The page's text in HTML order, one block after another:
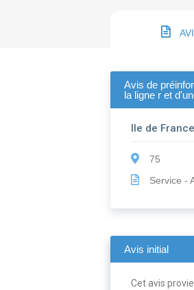
Avis de
la ligne r et
Ile de
75
Service -
Avis initial
Cet avis